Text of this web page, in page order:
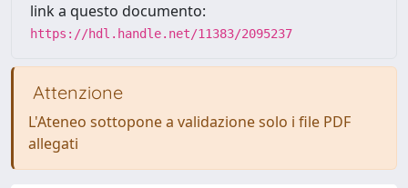
link a questo documento:
https://hdl.handle.net/11383/2095237
Attenzione
L'Ateneo sottopone a validazione solo i file PDF
allegati